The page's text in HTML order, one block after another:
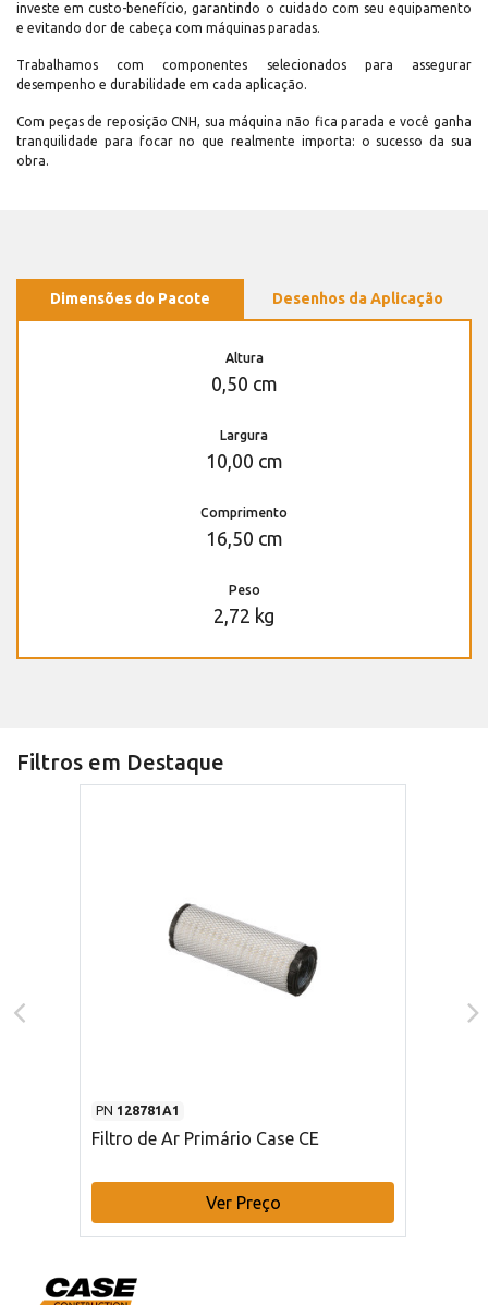
investe em custo-benefício, garantindo o cuidado com seu equipamento
e evitando dor de cabeça com máquinas paradas.
Trabalhamos com componentes selecionados para assegurar
desempenho e durabilidade em cada aplicação.
Com peças de reposição CNH, sua máquina não fica parada e você ganha
tranquilidade para focar no que realmente importa: o sucesso da sua
obra.
Dimensões do Pacote Desenhos da Aplicação
Altura
0,50 cm
Largura
10,00 cm
Comprimento
16,50 cm
Peso
2,72 kg
Filtros em Destaque
PN 128781A1
Filtro de Ar Primário Case CE
Ver Preço